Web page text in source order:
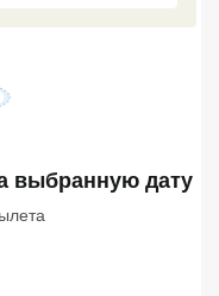
выбранную дату